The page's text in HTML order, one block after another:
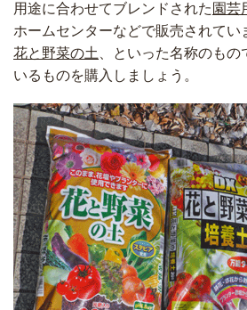
用途に合わせてブレンドされた園芸
ホームセンターなどで販売されてい
花と野菜の土、といった名称のもの
いるものを購入しましょう。